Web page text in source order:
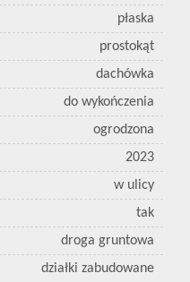
płaska
prostokąt
dachówka
do wykończenia
ogrodzona
2023
w ulicy
tak
droga gruntowa
działki zabudowane